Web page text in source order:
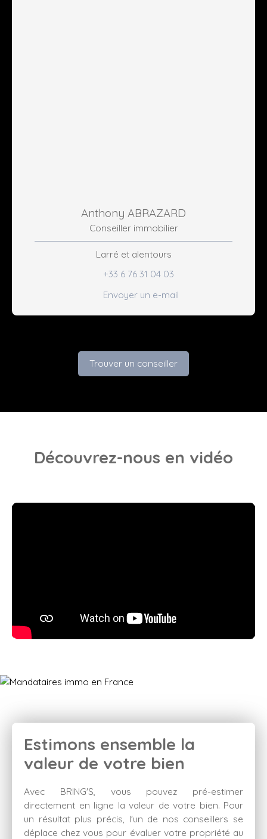
Anthony ABRAZARD
Conseiller immobilier
Larré et alentours
+33 6 76 31 04 03
Envoyer un e-mail
Trouver un conseiller
Découvrez-nous en vidéo
Estimons ensemble la
valeur de votre bien
Avec BRING'S, vous pouvez pré-estimer
directement en ligne la valeur de votre bien. Pour
un résultat plus précis, l'un de nos conseillers se
déplace chez vous pour évaluer votre propriété au